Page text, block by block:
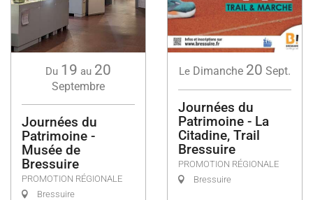
Du 19 au 20
Septembre
Journées du
Patrimoine -
Musée de
Bressuire
PROMOTION RÉGIONALE
Bressuire
Le Dimanche 20 Sept.
Journées du
Patrimoine - La
Citadine, Trail
Bressuire
PROMOTION RÉGIONALE
Bressuire